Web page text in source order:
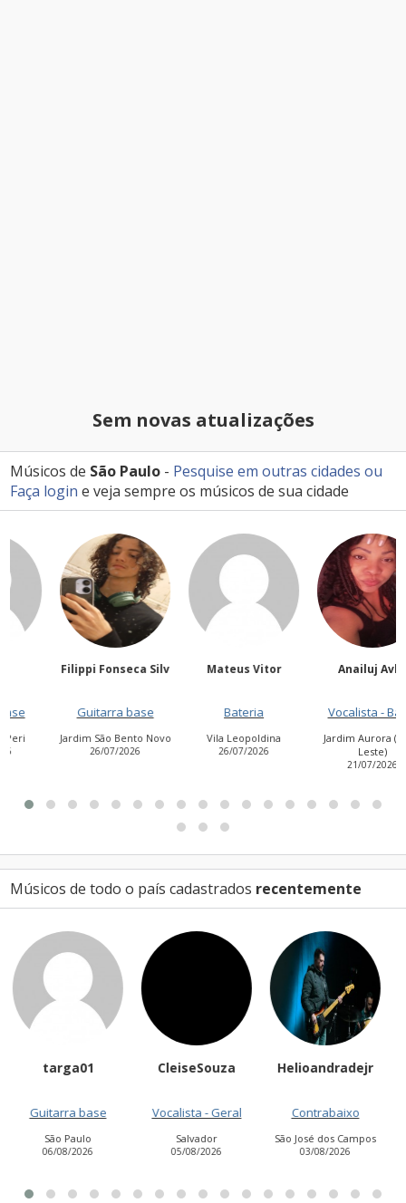
Sem novas atualizações
Músicos de São Paulo - Pesquise em outras cidades ou
Faça login e veja sempre os músicos de sua cidade
Filippi Fonseca Silv
Guitarra base
Jardim São Bento Novo
26/07/2026
Mateus Vitor
Vila Leopoldina
26/07/2026
Anailuj Avlis
Vocalista - Baixo
Jardim Aurora (Zona
21/07/2026
Músicos de todo o país cadastrados recentemente
CleiseSouza
Vocalista - Geral
Salvador
05/08/2026
Helioandradejr
Contrabaixo
São José dos Campos
03/08/2026
tonypimenta
Banjo
Juiz de Fora
03/08/2026